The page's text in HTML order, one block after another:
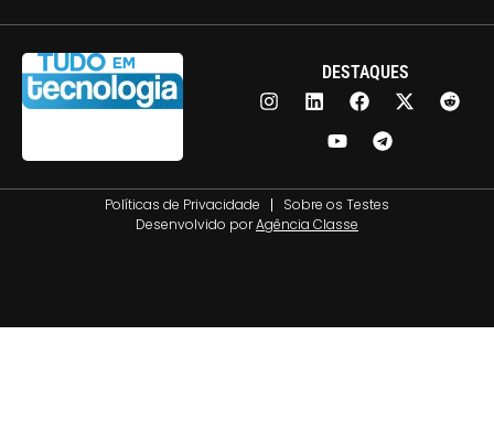
DESTAQUES
Políticas de Privacidade
Sobre os Testes
Desenvolvido porAgência Classe